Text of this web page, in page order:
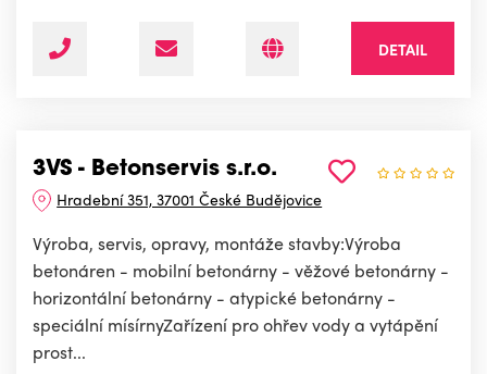
DETAIL
3VS - Betonservis s.r.o.
Hradební 351, 37001 České Budějovice
Výroba, servis, opravy, montáže stavby:Výroba
betonáren - mobilní betonárny - věžové betonárny -
horizontální betonárny - atypické betonárny -
speciální mísírnyZařízení pro ohřev vody a vytápění
prost...